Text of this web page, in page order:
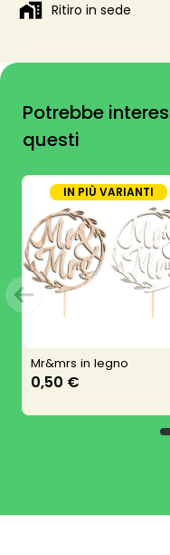
Ritiro in sede
Potrebbe
questi
IN PIÙ VARIANTI
Mr&mrs in legno
0,50 €